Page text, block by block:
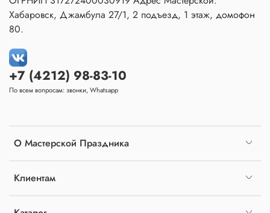
О Мастерской Праздника
Клиентам
+7 (4212) 98-83-10
По всем вопросам: звонки, Whatsapp
Хабаровск, Джамбула 27/1, 2 подъезд, 1 этаж, домофон
80.